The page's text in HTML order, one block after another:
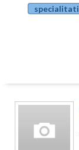
Bucuresti
Cluj
Constanta
specialitati